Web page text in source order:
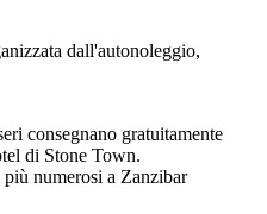
dall'autonoleggio,
consegnano gratuitamente
di Stone Town.
numerosi a Zanzibar